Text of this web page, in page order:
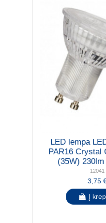
LED lempa
PAR16 Crystal
(35W)
12041
3,75
Į